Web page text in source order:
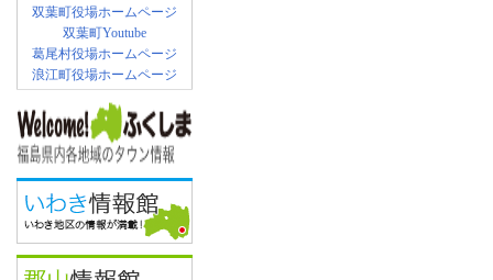
双葉町役場ホームページ
双葉町Youtube
葛尾村役場ホームページ
浪江町役場ホームページ